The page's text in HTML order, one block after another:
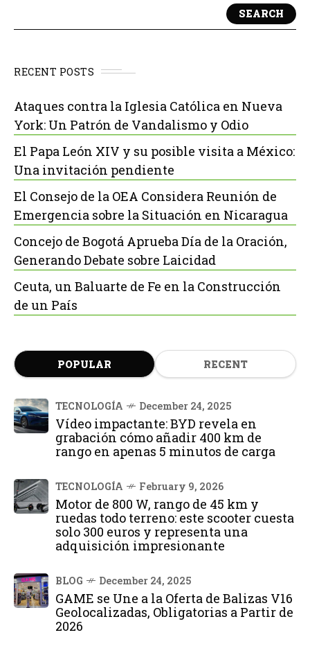
SEARCH
RECENT POSTS
Ataques contra la Iglesia Católica en Nueva
York: Un Patrón de Vandalismo y Odio
El Papa León XIV y su posible visita a México:
Una invitación pendiente
El Consejo de la OEA Considera Reunión de
Emergencia sobre la Situación en Nicaragua
Concejo de Bogotá Aprueba Día de la Oración,
Generando Debate sobre Laicidad
Ceuta, un Baluarte de Fe en la Construcción
de un País
POPULAR RECENT
TECNOLOGÍA December 24, 2025
Vídeo impactante: BYD revela en
grabación cómo añadir 400 km de
rango en apenas 5 minutos de carga
TECNOLOGÍA February 9, 2026
Motor de 800 W, rango de 45 km y
ruedas todo terreno: este scooter cuesta
solo 300 euros y representa una
adquisición impresionante
BLOG December 24, 2025
GAME se Une a la Oferta de Balizas V16
Geolocalizadas, Obligatorias a Partir de
2026